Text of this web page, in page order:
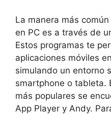
La ⁢manera ‍más
en​ PC es​ a través de
Estos⁢ programas te
⁣aplicaciones móviles
simulando​ un ​entorno
smartphone‌ o‌ tableta.
más populares se
App Player y Andy.‌